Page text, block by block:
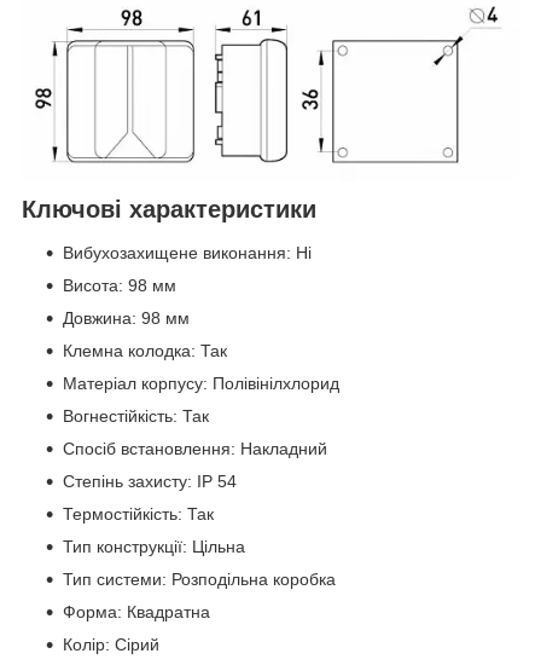
Ключові характеристики
Вибухозахищене виконання: Ні
Висота: 98 мм
Довжина: 98 мм
Клемна колодка: Так
Матеріал корпусу: Полівінілхлорид
Вогнестійкість: Так
Спосіб встановлення: Накладний
Степінь захисту: IP 54
Термостійкість: Так
Тип конструкції: Цільна
Тип системи: Розподільна коробка
Форма: Квадратна
Колір: Сірий